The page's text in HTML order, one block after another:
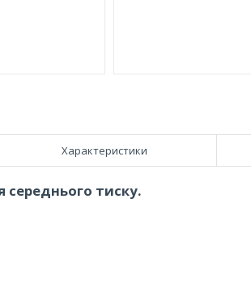
Характеристики
тиску.